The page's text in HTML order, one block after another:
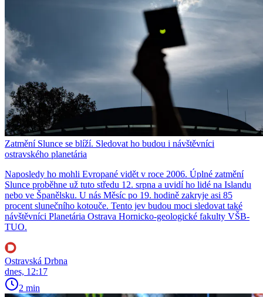
Zatmění Slunce se blíží. Sledovat ho budou i návštěvníci
ostravského planetária
Naposledy ho mohli Evropané vidět v roce 2006. Úplné zatmění
Slunce proběhne už tuto středu 12. srpna a uvidí ho lidé na Islandu
nebo ve Španělsku. U nás Měsíc po 19. hodině zakryje asi 85
procent slunečního kotouče. Tento jev budou moci sledovat také
návštěvníci Planetária Ostrava Hornicko-geologické fakulty VŠB-
TUO.
Ostravská Drbna
dnes, 12:17
2 min